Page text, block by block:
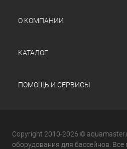
О КОМПАНИИ
КАТАЛОГ
ПОМОЩЬ И СЕРВИСЫ
Copyright 2010-2026 ©
оборудования для бассейнов.